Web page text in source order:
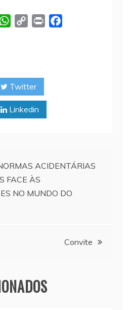
W
A
p
p
i
n
k
Twitter
Linkedin
ACIDENTÁRIAS
FACE ÀS
NO MUNDO DO
Convite